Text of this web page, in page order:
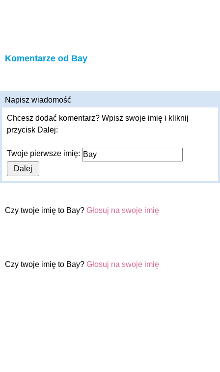
Komentarze od Bay
Napisz wiadomość
Chcesz dodać komentarz? Wpisz swoje imię i kliknij
przycisk Dalej:
Twoje pierwsze imię:
Czy twoje imię to Bay? Głosuj na swoje imię
Czy twoje imię to Bay? Głosuj na swoje imię